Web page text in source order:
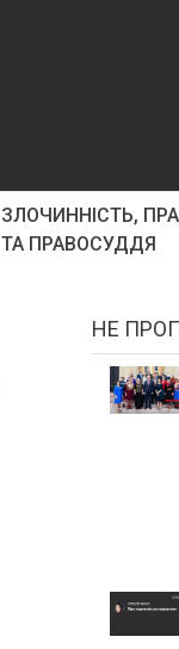
ЗЛОЧИННІСТЬ,
ТА ПРАВОСУДДЯ
НЕ